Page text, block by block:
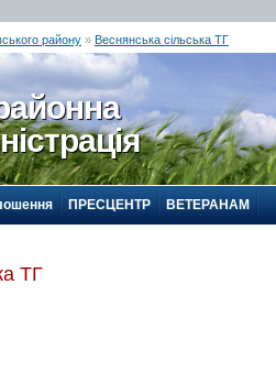
району » Веснянська сільська ТГ
ПРЕСЦЕНТР ВЕТЕРАНАМ
ТГ